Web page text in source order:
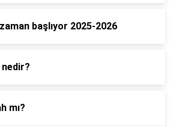
başlıyor 2025-2026
mı?